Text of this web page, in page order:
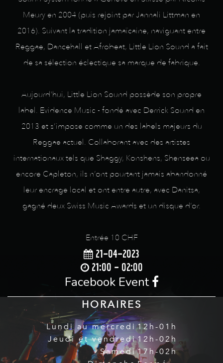
Meury en 2004 (puis rejoint par Jannali Littman en
2016). Suivant la tradition jamaïcaine, naviguant entre
Reggae, Dancehall et Afrobeat, Little Lion Sound a fait
de sa sélection éclectique sa marque de fabrique.
Aujourd'hui, Little Lion Sound possède son propre
label. Evidence Music - fondé avec Derrick Sound en
2013 et s’impose comme un des labels majeurs du
Reggae actuel. Collaborant avec des artistes
internationaux tels que Shaggy, Konshens, Shenseea ou
encore Capleton, ils n’ont pourtant jamais abandonné
leur encrage local et ont entre autre, avec Danitsa,
gagné deux Swiss Music Awards et un disque d’or.
Entrée 10 CHF
21-04-2023
21:00 - 02:00
Facebook Event
HORAIRES
Lundi au mercredi
Jeudi et vendredi
Samedi
12h-01h
12h-02h
17h-02h